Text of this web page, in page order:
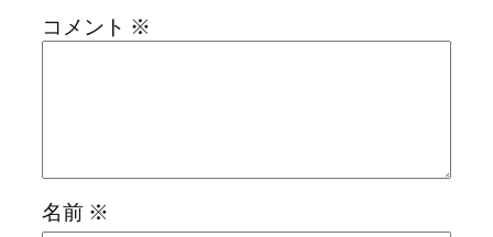
コメント ※
名前 ※